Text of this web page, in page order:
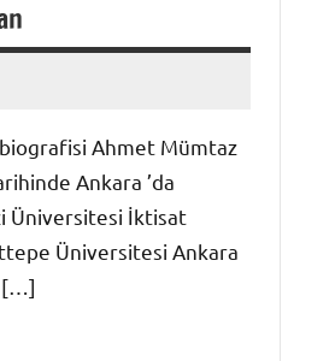
Ahmet Mümtaz
Ankara ’da
Üniversitesi İktisat
Üniversitesi Ankara
[…]